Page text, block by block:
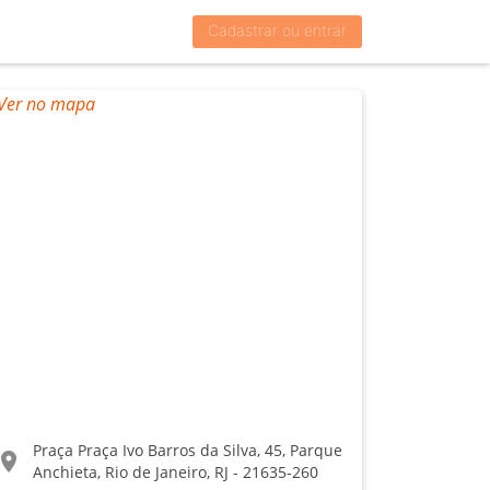
Cadastrar ou entrar
Praça Praça Ivo Barros da Silva, 45, Parque
Anchieta, Rio de Janeiro, RJ - 21635-260